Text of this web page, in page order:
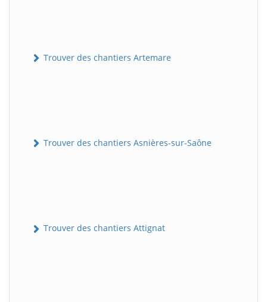
Trouver des chantiers Artemare
Trouver des chantiers Asnières-sur-Saône
Trouver des chantiers Attignat